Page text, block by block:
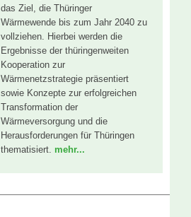
das Ziel, die Thüringer
Wärmewende bis zum Jahr 2040 zu
vollziehen. Hierbei werden die
Ergebnisse der thüringenweiten
Kooperation zur
Wärmenetzstrategie präsentiert
sowie Konzepte zur erfolgreichen
Transformation der
Wärmeversorgung und die
Herausforderungen für Thüringen
thematisiert. mehr...